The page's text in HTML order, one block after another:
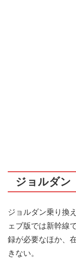
ジョルダン
ジョルダン乗り換
ェブ版では新幹線
録が必要なほか、
きない。